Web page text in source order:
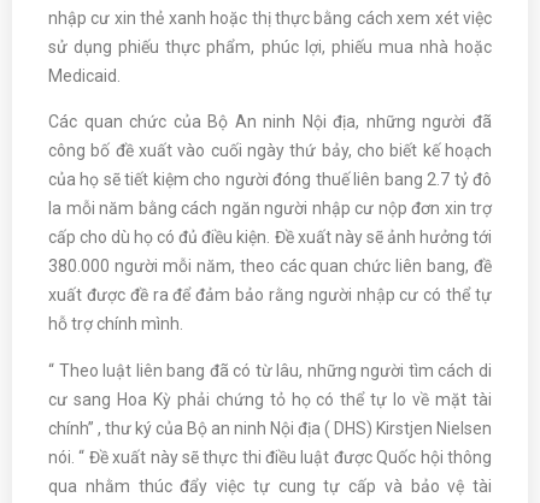
nhập cư xin thẻ xanh hoặc thị thực bằng cách xem xét việc
sử dụng phiếu thực phẩm, phúc lợi, phiếu mua nhà hoặc
Medicaid.
Các quan chức của Bộ An ninh Nội địa, những người đã
công bố đề xuất vào cuối ngày thứ bảy, cho biết kế hoạch
của họ sẽ tiết kiệm cho người đóng thuế liên bang 2.7 tỷ đô
la mỗi năm bằng cách ngăn người nhập cư nộp đơn xin trợ
cấp cho dù họ có đủ điều kiện. Đề xuất này sẽ ảnh hưởng tới
380.000 người mỗi năm, theo các quan chức liên bang, đề
xuất được đề ra để đảm bảo rằng người nhập cư có thể tự
hỗ trợ chính mình.
“ Theo luật liên bang đã có từ lâu, những người tìm cách di
cư sang Hoa Kỳ phải chứng tỏ họ có thể tự lo về mặt tài
chính” , thư ký của Bộ an ninh Nội địa ( DHS) Kirstjen Nielsen
nói. “ Đề xuất này sẽ thực thi điều luật được Quốc hội thông
qua nhằm thúc đẩy việc tự cung tự cấp và bảo vệ tài